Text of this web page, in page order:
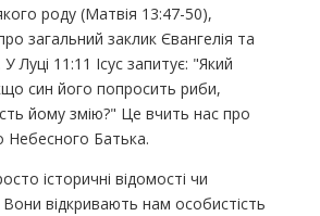
роду (Матвія 13:47-50),
загальний заклик Євангелія та
Луці 11:11 Ісус запитує: "Який
син його попросить риби,
йому змію?" Це вчить нас про
Небесного Батька.
історичні відомості чи
відкривають нам особистість